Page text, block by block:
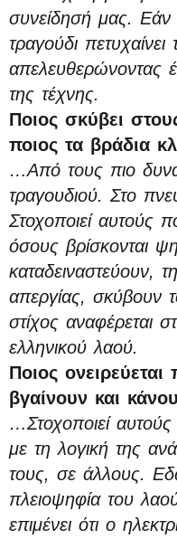
συνείδησή μας. Εάν
τραγούδι
απελευθερώνοντας
της τέχνης.
Ποιος σκύβει
ποιος τα βράδια
…Από τους πιο
τραγουδιού. Στο
Στοχοποιεί αυτούς
όσους βρίσκονται
καταδειναστεύουν,
απεργίας, σκύβουν
στίχος αναφέρεται
ελληνικού λαού.
Ποιος
βγαίνουν και
…Στοχοποιεί
με τη λογική της
τους, σε άλλους.
πλειοψηφία του
επιμένει ότι ο